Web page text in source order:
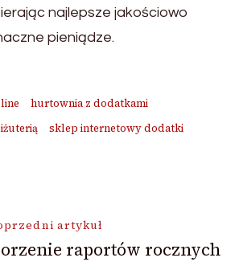
najlepsze jakościowo
pieniądze.
hurtownia z dodatkami
sklep internetowy dodatki
artykuł
raportów rocznych